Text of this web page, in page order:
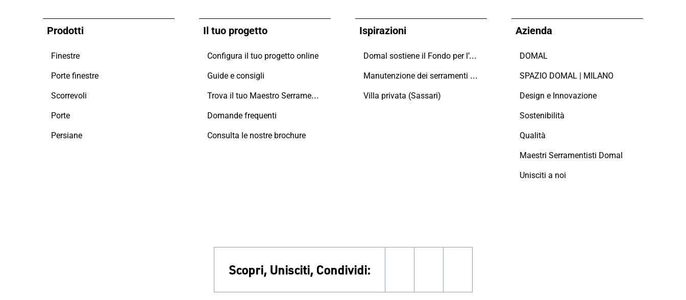
Prodotti
Finestre
Porte finestre
Scorrevoli
Porte
Persiane
Il tuo progetto
Configura il tuo progetto online
Guide e consigli
Trova il tuo Maestro Serramentista Domal
Domande frequenti
Consulta le nostre brochure
Ispirazioni
Domal sostiene il Fondo per l’Ambiente Italiano anche per le Giornate FAI di Primavera 2024
Manutenzione dei serramenti in alluminio
Villa privata (Sassari)
Azienda
DOMAL
SPAZIO DOMAL | MILANO
Design e Innovazione
Sostenibilità
Qualità
Maestri Serramentisti Domal
Unisciti a noi
Scopri, Unisciti, Condividi: